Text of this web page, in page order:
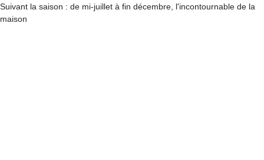
Suivant la saison : de mi-juillet à fin décembre, l'incontournable de la
maison